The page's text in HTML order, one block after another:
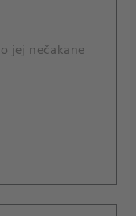
jej nečakane